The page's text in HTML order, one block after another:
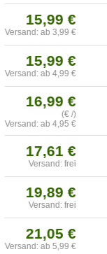
15,99 €
Versand: ab 3,99 €
15,99 €
Versand: ab 4,99 €
16,99 €
(€ /)
Versand: ab 4,95 €
17,61 €
Versand: frei
19,89 €
Versand: frei
21,05 €
Versand: ab 5,99 €